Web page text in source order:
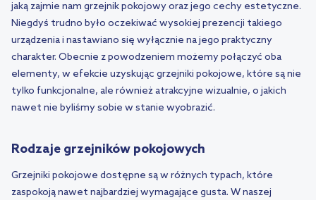
jaką zajmie nam grzejnik pokojowy oraz jego cechy estetyczne.
Niegdyś trudno było oczekiwać wysokiej prezencji takiego
urządzenia i nastawiano się wyłącznie na jego praktyczny
charakter. Obecnie z powodzeniem możemy połączyć oba
elementy, w efekcie uzyskując grzejniki pokojowe, które są nie
tylko funkcjonalne, ale również atrakcyjne wizualnie, o jakich
nawet nie byliśmy sobie w stanie wyobrazić.
Rodzaje grzejników pokojowych
Grzejniki pokojowe dostępne są w różnych typach, które
zaspokoją nawet najbardziej wymagające gusta. W naszej